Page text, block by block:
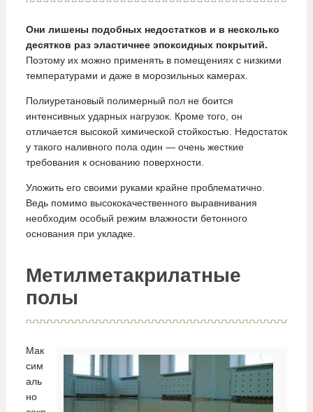
Они лишены подобных недостатков и в несколько
десятков раз эластичнее эпоксидных покрытий.
Поэтому их можно применять в помещениях с низкими
температурами и даже в морозильных камерах.
Полиуретановый полимерный пол не боится
интенсивных ударных нагрузок. Кроме того, он
отличается высокой химической стойкостью. Недостаток
у такого наливного пола один — очень жесткие
требования к основанию поверхности.
Уложить его своими руками крайне проблематично.
Ведь помимо высококачественного выравнивания
необходим особый режим влажности бетонного
основания при укладке.
Метилметакрилатные
полы
Мак
сим
аль
но